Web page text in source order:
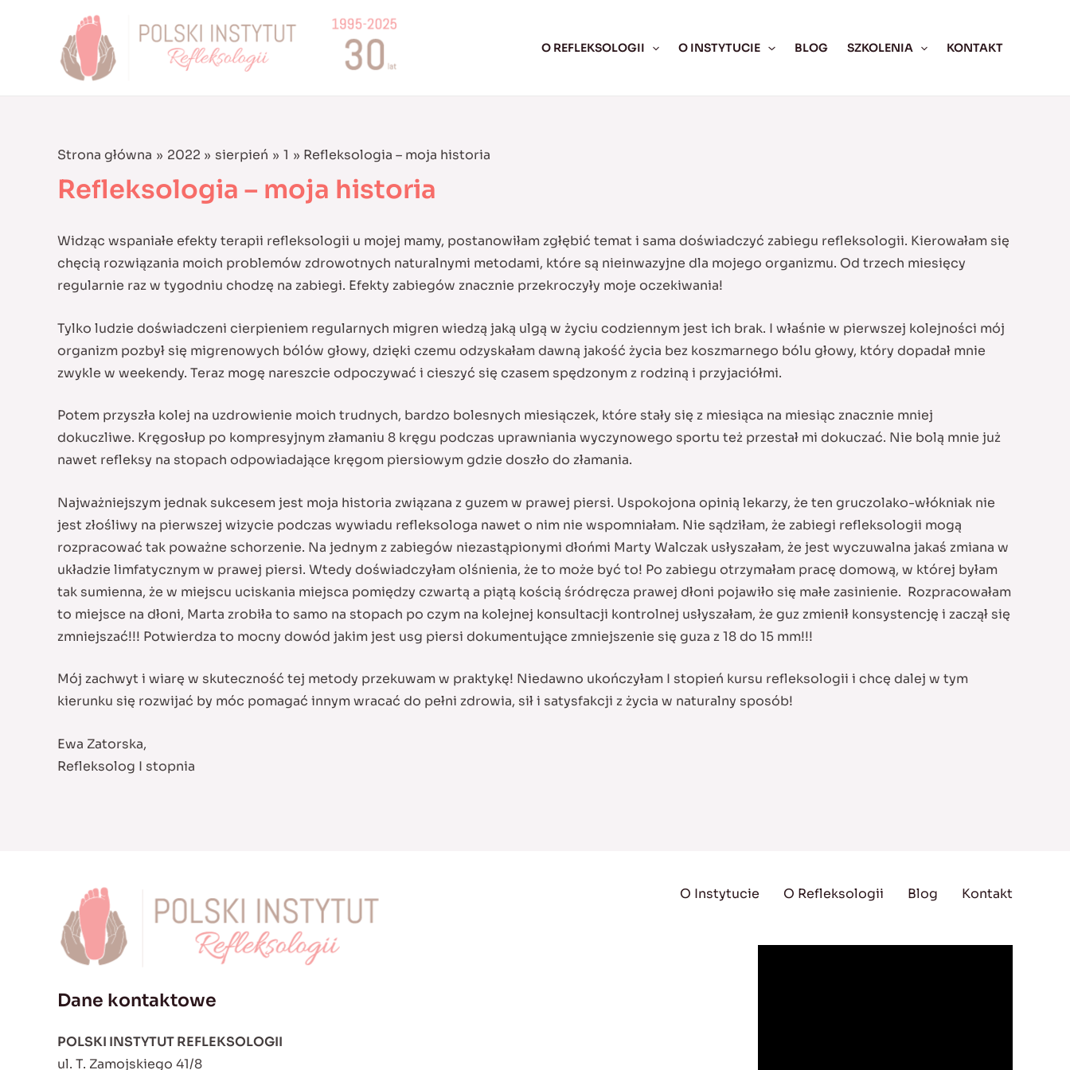
O REFLEKSOLOGII O INSTYTUCIE BLOG SZKOLENIA KONTAKT
Strona główna 2022 sierpień 1 Refleksologia – moja historia
Refleksologia – moja historia
Widząc wspaniałe efekty terapii refleksologii u mojej mamy, postanowiłam zgłębić temat i sama doświadczyć zabiegu refleksologii. Kierowałam się
chęcią rozwiązania moich problemów zdrowotnych naturalnymi metodami, które są nieinwazyjne dla mojego organizmu. Od trzech miesięcy
regularnie raz w tygodniu chodzę na zabiegi. Efekty zabiegów znacznie przekroczyły moje oczekiwania!
Tylko ludzie doświadczeni cierpieniem regularnych migren wiedzą jaką ulgą w życiu codziennym jest ich brak. I właśnie w pierwszej kolejności mój
organizm pozbył się migrenowych bólów głowy, dzięki czemu odzyskałam dawną jakość życia bez koszmarnego bólu głowy, który dopadał mnie
zwykle w weekendy. Teraz mogę nareszcie odpoczywać i cieszyć się czasem spędzonym z rodziną i przyjaciółmi.
Potem przyszła kolej na uzdrowienie moich trudnych, bardzo bolesnych miesiączek, które stały się z miesiąca na miesiąc znacznie mniej
dokuczliwe. Kręgosłup po kompresyjnym złamaniu 8 kręgu podczas uprawniania wyczynowego sportu też przestał mi dokuczać. Nie bolą mnie już
nawet refleksy na stopach odpowiadające kręgom piersiowym gdzie doszło do złamania.
Najważniejszym jednak sukcesem jest moja historia związana z guzem w prawej piersi. Uspokojona opinią lekarzy, że ten gruczolako-włókniak nie
jest złośliwy na pierwszej wizycie podczas wywiadu refleksologa nawet o nim nie wspomniałam. Nie sądziłam, że zabiegi refleksologii mogą
rozpracować tak poważne schorzenie. Na jednym z zabiegów niezastąpionymi dłońmi Marty Walczak usłyszałam, że jest wyczuwalna jakaś zmiana w
układzie limfatycznym w prawej piersi. Wtedy doświadczyłam olśnienia, że to może być to! Po zabiegu otrzymałam pracę domową, w której byłam
tak sumienna, że w miejscu uciskania miejsca pomiędzy czwartą a piątą kością śródręcza prawej dłoni pojawiło się małe zasinienie. Rozpracowałam
to miejsce na dłoni, Marta zrobiła to samo na stopach po czym na kolejnej konsultacji kontrolnej usłyszałam, że guz zmienił konsystencję i zaczął się
zmniejszać!!! Potwierdza to mocny dowód jakim jest usg piersi dokumentujące zmniejszenie się guza z 18 do 15 mm!!!
Mój zachwyt i wiarę w skuteczność tej metody przekuwam w praktykę! Niedawno ukończyłam I stopień kursu refleksologii i chcę dalej w tym
kierunku się rozwijać by móc pomagać innym wracać do pełni zdrowia, sił i satysfakcji z życia w naturalny sposób!
Ewa Zatorska,
Refleksolog I stopnia
Dane kontaktowe
POLSKI INSTYTUT REFLEKSOLOGII
ul. T. Zamojskiego 41/8
O Instytucie O Refleksologii Blog Kontakt